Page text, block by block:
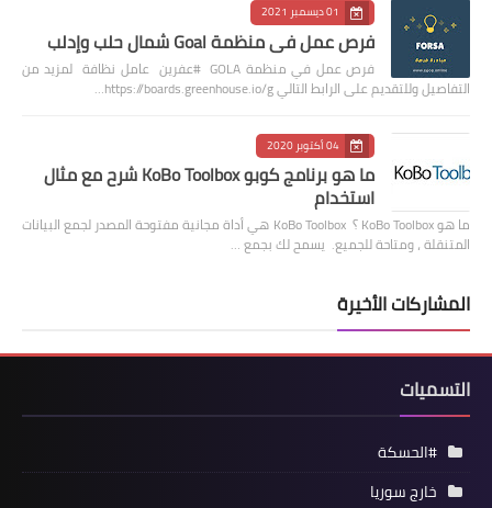
01 ديسمبر 2021
فرص عمل في منظمة Goal شمال حلب وإدلب
فرص عمل في منظمة GOLA #عفرين عامل نظافة لمزيد من
التفاصيل وللتقديم على الرابط التالي https://boards.greenhouse.io/g…
04 أكتوبر 2020
ما هو برنامج كوبو KoBo Toolbox شرح مع مثال
استخدام
ما هو KoBo Toolbox ؟ KoBo Toolbox هي أداة مجانية مفتوحة المصدر لجمع البيانات
المتنقلة ، ومتاحة للجميع. يسمح لك بجمع …
المشاركات الأخيرة
التسميات
#الحسكة
خارج سوريا